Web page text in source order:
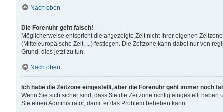
Nach oben
Die Forenuhr geht falsch!
Möglicherweise entspricht die angezeigte Zeit nicht Ihrer eigenen
(Mitteleuropäische Zeit, ...) festlegen. Die Zeitzone kann dabei nur von
Grund, dies jetzt zu tun.
Nach oben
Ich habe die Zeitzone eingestellt, aber die Forenuhr geht immer noch
Wenn Sie sich sicher sind, dass Sie die Zeitzone richtig eingestellt
Sie einen Administrator, damit er das Problem beheben kann.